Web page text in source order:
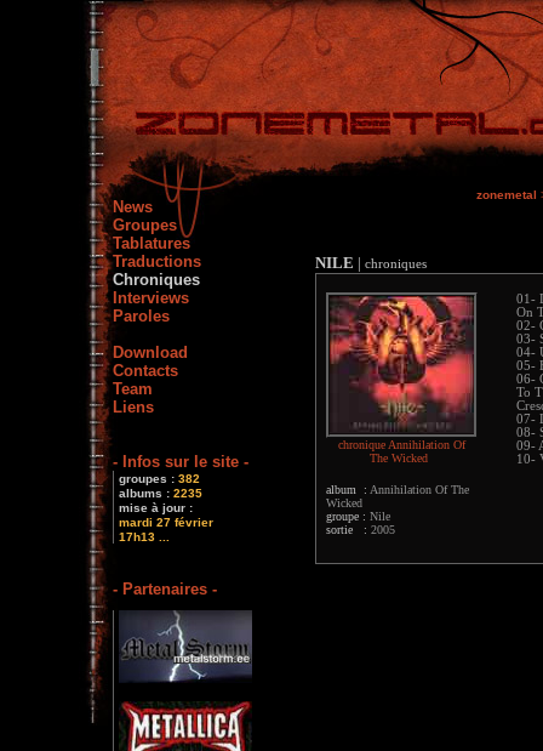
News
Groupes
Tablatures
Traductions
Chroniques
Interviews
Paroles
Download
Contacts
Team
Liens
- Infos sur le site -
groupes : 382
albums : 2235
mise à jour :
mardi 27 février
17h13 ...
- Partenaires -
zonemetal
NILE | chroniques
chronique Annihilation Of
The Wicked
album : Annihilation Of The
Wicked
groupe : Nile
sortie : 2005
01-
On
02-
03-
04-
05-
06-
To
07-
08-
09-
10-